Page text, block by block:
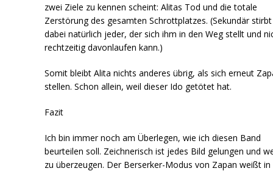
zwei Ziele zu kennen scheint: Alitas Tod und die totale
Zerstörung des gesamten Schrottplatzes. (Sekundär stirbt
dabei natürlich jeder, der sich ihm in den Weg stellt und
rechtzeitig davonlaufen kann.)
Somit bleibt Alita nichts anderes übrig, als sich erneut
stellen. Schon allein, weil dieser Ido getötet hat.
Fazit
Ich bin immer noch am Überlegen, wie ich diesen Band
beurteilen soll. Zeichnerisch ist jedes Bild gelungen und
zu überzeugen. Der Berserker-Modus von Zapan weißt in